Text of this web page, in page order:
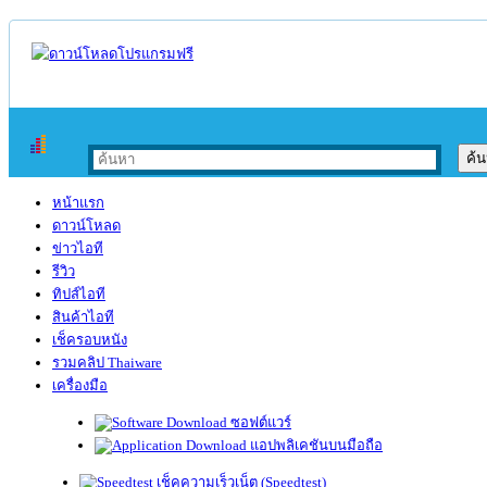
หน้าแรก
ดาวน์โหลด
ข่าวไอที
รีวิว
ทิปส์ไอที
สินค้าไอที
เช็ครอบหนัง
รวมคลิป Thaiware
เครื่องมือ
ซอฟต์แวร์
แอปพลิเคชันบนมือถือ
เช็คความเร็วเน็ต (Speedtest)